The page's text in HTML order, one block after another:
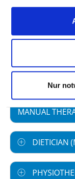
Nur
MEDICAL
STAFF
KINAESTHETICS
STAFF
MANUAL
DIETICIAN